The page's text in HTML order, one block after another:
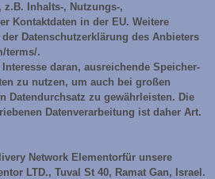
z.B. Inhalts-, Nutzungs-,
Kontaktdaten in der EU. Weitere
Datenschutzerklärung des Anbieters
terms/.
daran, ausreichende Speicher-
zu nutzen, um auch bei großen
Datendurchsatz zu gewährleisten. Die
Datenverarbeitung ist daher Art.
Network Elementorfür unsere
LTD., Tuval St 40, Ramat Gan, Israel.